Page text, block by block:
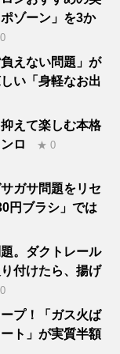
ゾーン」を3か
えない問題」が
い「身軽なお出
えて楽しむ本格
ロ
★ 0
ガサ問題をリセ
円ブラシ」では
。ダクトレール
付けたら、揚げ
プ！「ガス火ば
ト」が実質半額